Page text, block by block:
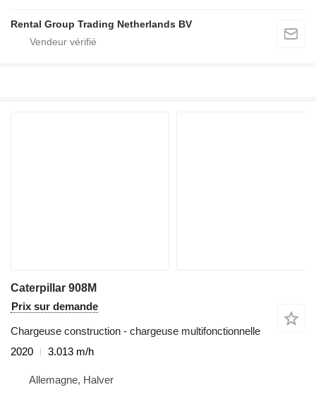
Rental Group Trading Netherlands BV
Caterpillar 908M
Prix sur demande
Chargeuse construction - chargeuse multifonctionnelle
2020
3.013 m/h
Allemagne, Halver